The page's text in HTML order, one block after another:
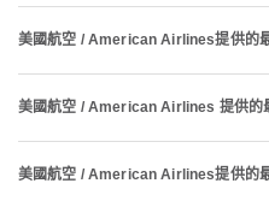
美國航空 / American Airlines提供的
美國航空 / American Airlines 提供的
美國航空 / American Airlines提供的